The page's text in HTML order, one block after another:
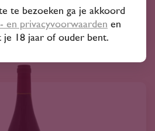
Verdicchio
Villa Bucci
te bezoeken ga je akkoord
en privacyvoorwaarden en
je 18 jaar of ouder bent.